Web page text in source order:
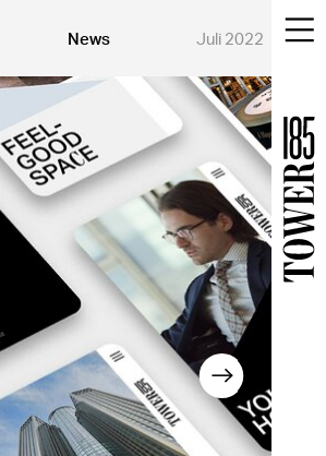
News Juli 2022